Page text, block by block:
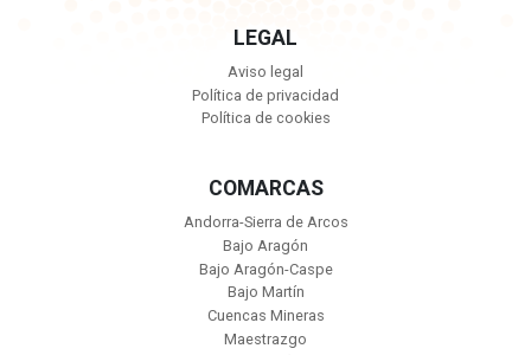
LEGAL
Aviso legal
Política de privacidad
Política de cookies
COMARCAS
Andorra-Sierra de Arcos
Bajo Aragón
Bajo Aragón-Caspe
Bajo Martín
Cuencas Mineras
Maestrazgo